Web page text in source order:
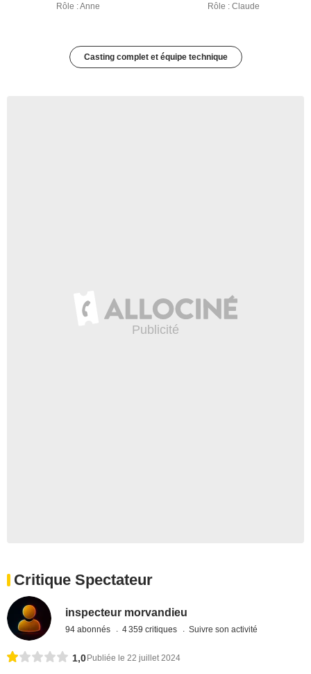
Rôle : Anne Rôle : Claude
Casting complet et équipe technique
Critique Spectateur
inspecteur morvandieu
94 abonnés 4 359 critiques Suivre son activité
1,0 Publiée le 22 juillet 2024